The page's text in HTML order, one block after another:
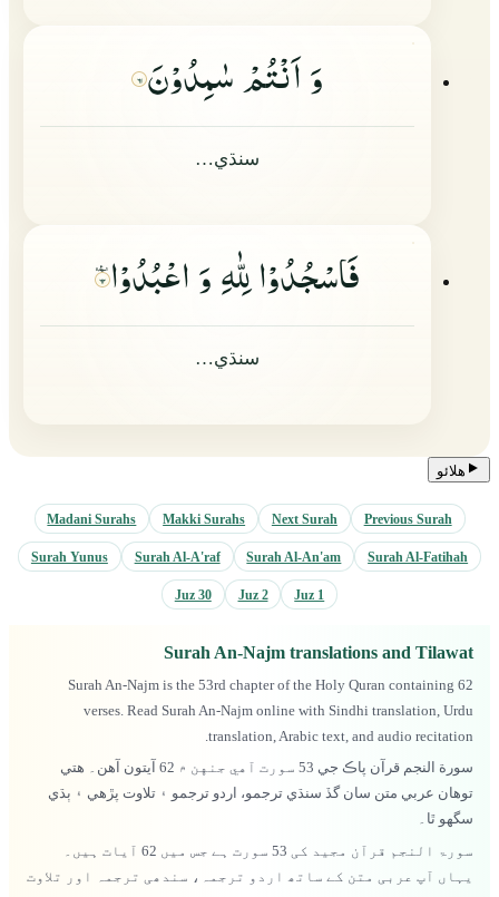
وَ اَنْتُمْ سٰمِدُوْنَ ۶۱
سنڌي…
فَاسْجُدُوْا لِلّٰهِ وَ اعْبُدُوْا ۶۲
سنڌي…
هلائو
Previous Surah
Next Surah
Makki Surahs
Madani Surahs
Surah Al-Fatihah
Surah Al-An'am
Surah Al-A'raf
Surah Yunus
Juz 1
Juz 2
Juz 30
Surah An-Najm translations and Tilawat
Surah An-Najm is the 53rd chapter of the Holy Quran containing 62
verses. Read Surah An-Najm online with Sindhi translation, Urdu
translation, Arabic text, and audio recitation.
سورة النجم قرآن پاڪ جي 53 سورت آهي جنهن ۾ 62 آيتون آهن۔ هتي
توهان عربي متن سان گڏ سنڌي ترجمو، اردو ترجمو ۽ تلاوت پڙهي ۽ ٻڌي
سگهو ٿا۔
سورۃ النجم قرآن مجید کی 53 سورت ہے جس میں 62 آیات ہیں۔
یہاں آپ عربی متن کے ساتھ اردو ترجمہ، سندھی ترجمہ اور تلاوت